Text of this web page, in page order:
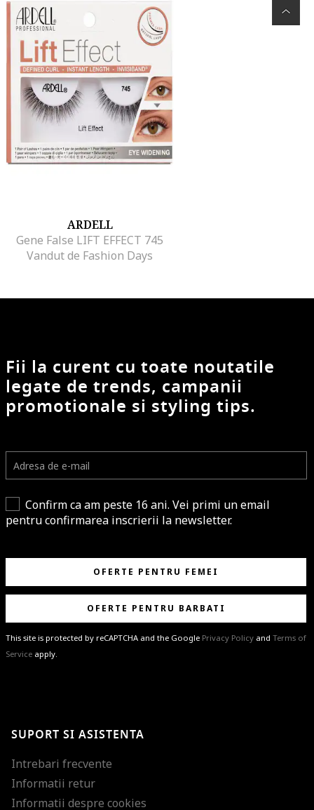
ARDELL
Gene False LIFT EFFECT 745
Vandut de Fashion Days
Fii la curent cu toate noutatile
legate de trends, campanii
promotionale si styling tips.
Confirm ca am peste 16 ani. Vei primi un email
pentru confirmarea inscrierii la newsletter.
OFERTE PENTRU FEMEI
OFERTE PENTRU BARBATI
This site is protected by reCAPTCHA and the Google Privacy Policy and Terms of
Service apply.
ultimele tendinte in moda!
SUPORT SI ASISTENTA
Intrebari frecvente
Informatii retur
Informatii despre cookies